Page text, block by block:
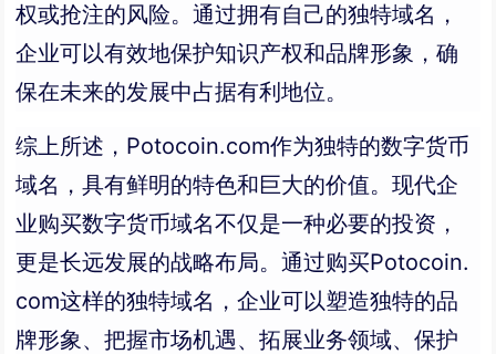
权或抢注的风险。通过拥有自己的独特域名，
企业可以有效地保护知识产权和品牌形象，确
保在未来的发展中占据有利地位。
综上所述，Potocoin.com作为独特的数字货币
域名，具有鲜明的特色和巨大的价值。现代企
业购买数字货币域名不仅是一种必要的投资，
更是长远发展的战略布局。通过购买Potocoin.
com这样的独特域名，企业可以塑造独特的品
牌形象、把握市场机遇、拓展业务领域、保护